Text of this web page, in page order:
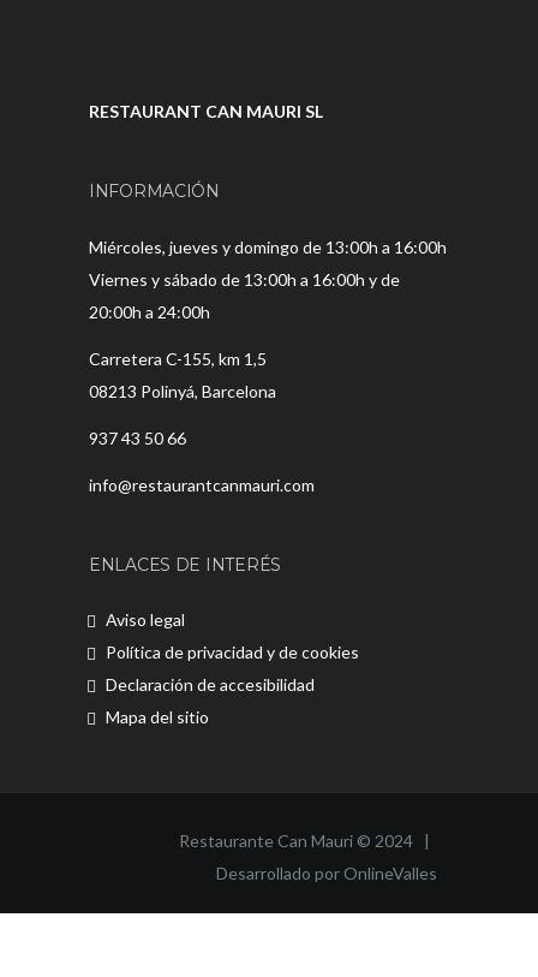
RESTAURANT CAN MAURI SL
INFORMACIÓN
Miércoles, jueves y domingo de 13:00h a 16:00h
Viernes y sábado de 13:00h a 16:00h y de
20:00h a 24:00h
Carretera C-155, km 1,5
08213 Polinyá, Barcelona
937 43 50 66
info@restaurantcanmauri.com
ENLACES DE INTERÉS
Aviso legal
Política de privacidad y de cookies
Declaración de accesibilidad
Mapa del sitio
Restaurante Can Mauri © 2024 |
Desarrollado por OnlineValles